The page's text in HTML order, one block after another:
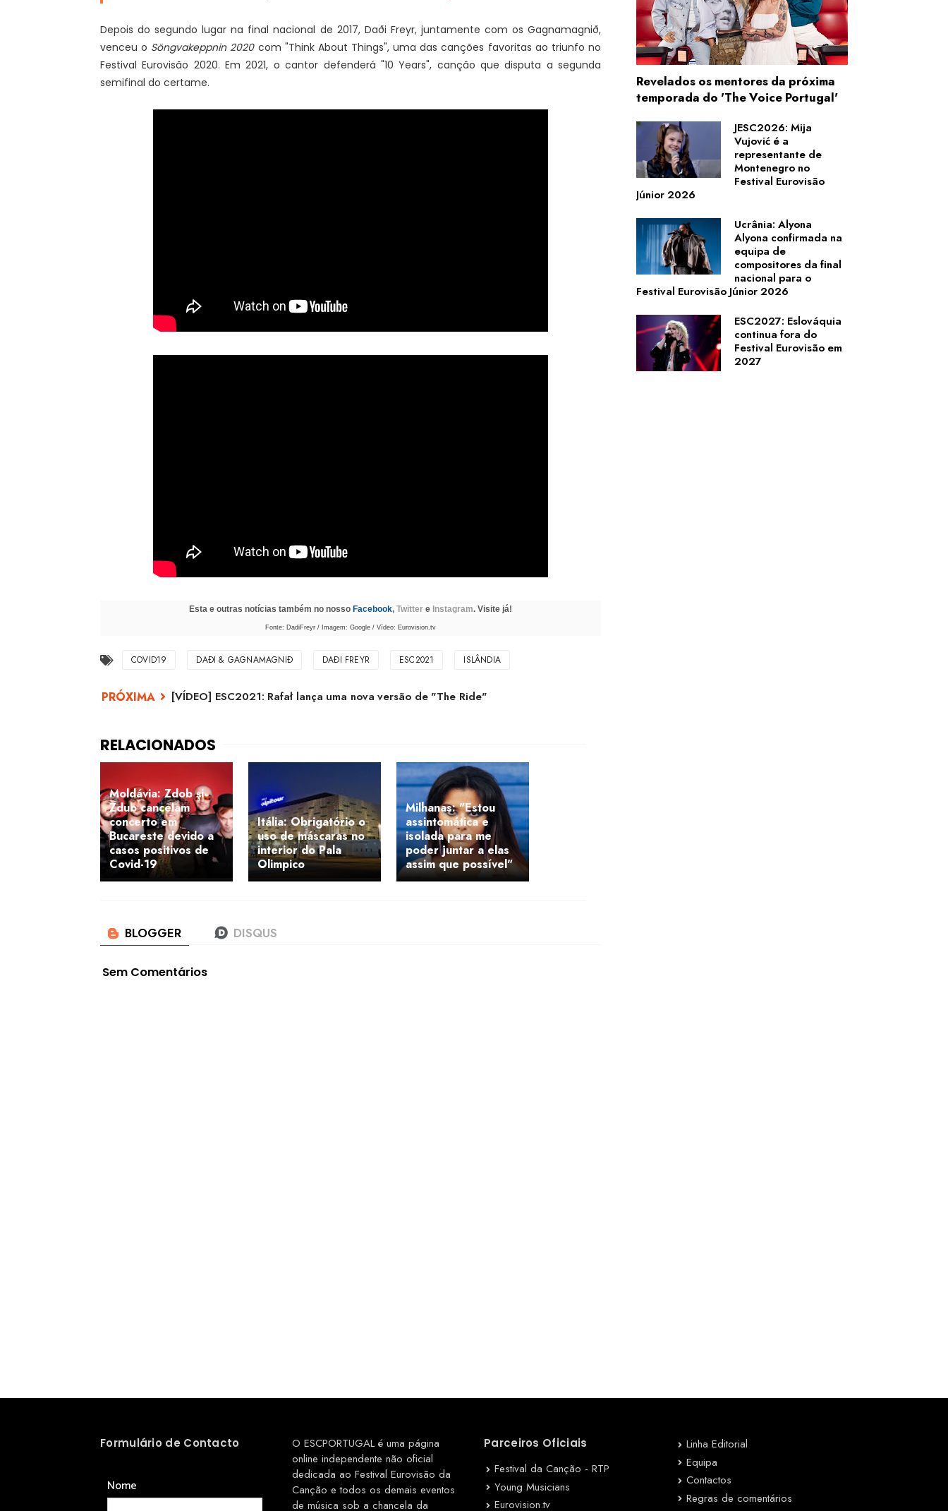
Depois do segundo lugar na final nacional de 2017, Daði Freyr, juntamente com os Gagnamagnið,
venceu o Söngvakeppnin 2020com "Think About Things", uma das canções favoritas ao triunfo no
Festival Eurovisão 2020. Em 2021, o cantor defenderá "10 Years", canção que disputa a segunda
semifinal do certame.
Esta e outras notícias também no nosso Facebook, Twitter e Instagram. Visite já!
Fonte: DadiFreyr / Imagem: Google / Vídeo: Eurovision.tv
COVID19 DAÐI & GAGNAMAGNIÐ DAÐI FREYR ESC2021 ISLÂNDIA
[VÍDEO] ESC2021: Rafał lança uma nova versão de "The Ride"
Moldávia: Zdob şi
Zdub cancelam
concerto em
Bucareste devido a
casos positivos de
Covid-19
Itália: Obrigatório o
uso de máscaras no
interior do Pala
Olimpico
Milhanas: "Estou
assintomática e
isolada para me
poder juntar a elas
assim que possível"
Sem Comentários
Revelados os mentores da próxima
temporada do 'The Voice Portugal'
JESC2026: Mija
Vujović é a
representante de
Montenegro no
Festival Eurovisão
Júnior 2026
Ucrânia: Alyona
Alyona confirmada na
equipa de
compositores da final
nacional para o
Festival Eurovisão Júnior 2026
ESC2027: Eslováquia
continua fora do
Festival Eurovisão em
2027
Formulário de Contacto
Nome
O ESCPORTUGAL é uma página
online independente não oficial
dedicada ao Festival Eurovisão da
Canção e todos os demais eventos
de música sob a chancela da
Parceiros Oficiais
Festival da Canção - RTP
Young Musicians
Eurovision.tv
Linha Editorial
Equipa
Contactos
Regras de comentários